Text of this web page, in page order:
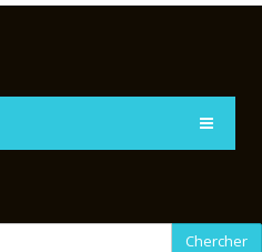
Chercher